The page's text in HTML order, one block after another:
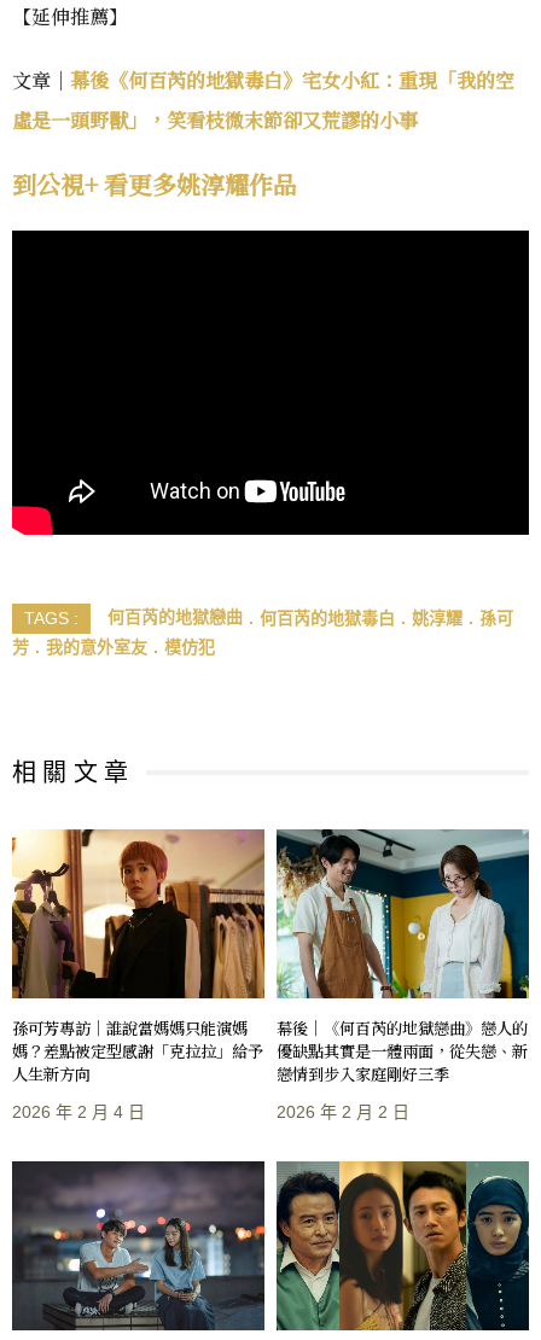
【延伸推薦】
文章｜ 幕後《何百芮的地獄毒白》宅女小紅：重現「我的空
虛是一頭野獸」，笑看枝微末節卻又荒謬的小事
到公視+ 看更多姚淳耀作品
TAGS : 何百芮的地獄戀曲 何百芮的地獄毒白 姚淳耀
孫可
芳
我的意外室友 模仿犯
相 關 文 章
孫可芳專訪｜誰說當媽媽只能演媽
媽？差點被定型感謝「克拉拉」給予
人生新方向
2026 年 2 月 4 日
幕後｜《何百芮的地獄戀曲》戀人的
優缺點其實是一體兩面，從失戀、新
戀情到步入家庭剛好三季
2026 年 2 月 2 日